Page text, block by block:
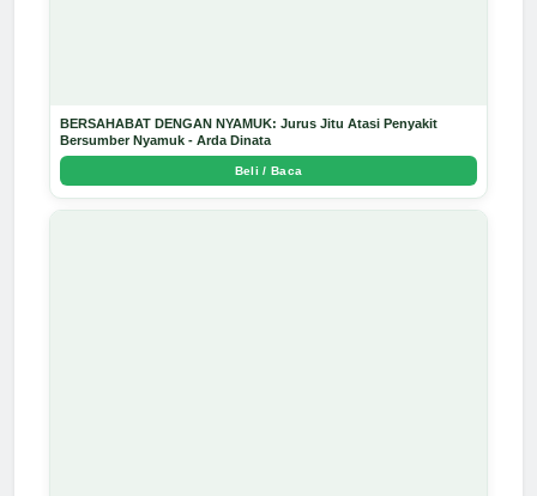
BERSAHABAT DENGAN NYAMUK: Jurus Jitu Atasi Penyakit
Bersumber Nyamuk - Arda Dinata
Beli / Baca